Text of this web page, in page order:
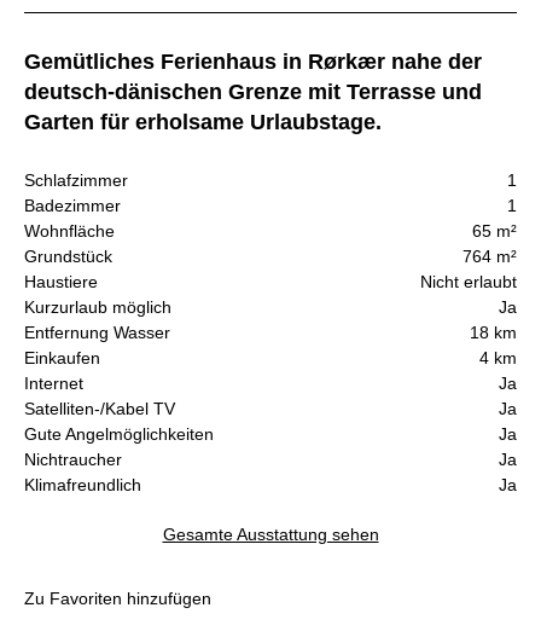
Gemütliches Ferienhaus in Rørkær nahe der
deutsch-dänischen Grenze mit Terrasse und
Garten für erholsame Urlaubstage.
Schlafzimmer
1
Badezimmer
1
Wohnfläche
65 m²
Grundstück
764 m²
Haustiere
Nicht erlaubt
Kurzurlaub möglich
Ja
Entfernung Wasser
18 km
Einkaufen
4 km
Internet
Ja
Satelliten-/Kabel TV
Ja
Gute Angelmöglichkeiten
Ja
Nichtraucher
Ja
Klimafreundlich
Ja
Gesamte Ausstattung sehen
Zu Favoriten hinzufügen